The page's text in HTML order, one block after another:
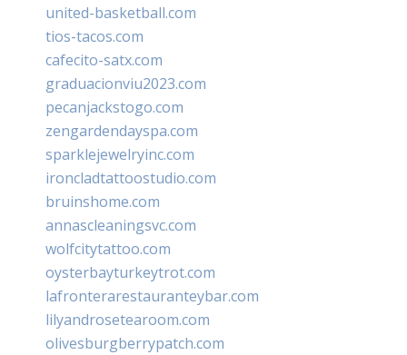
united-basketball.com
tios-tacos.com
cafecito-satx.com
graduacionviu2023.com
pecanjackstogo.com
zengardendayspa.com
sparklejewelryinc.com
ironcladtattoostudio.com
bruinshome.com
annascleaningsvc.com
wolfcitytattoo.com
oysterbayturkeytrot.com
lafronterarestauranteybar.com
lilyandrosetearoom.com
olivesburgberrypatch.com